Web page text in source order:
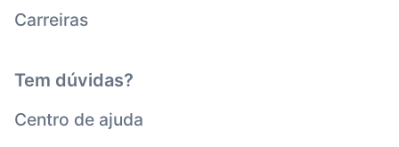
Carreiras
Tem dúvidas?
Centro de ajuda